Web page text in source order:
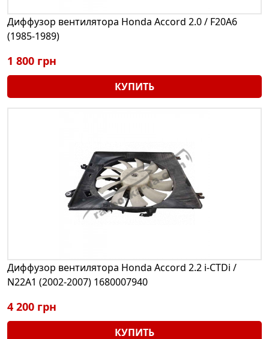
Диффузор вентилятора Honda Accord 2.0 / F20A6
(1985-1989)
1 800 грн
КУПИТЬ
Диффузор вентилятора Honda Accord 2.2 i-CTDi /
N22A1 (2002-2007) 1680007940
4 200 грн
КУПИТЬ